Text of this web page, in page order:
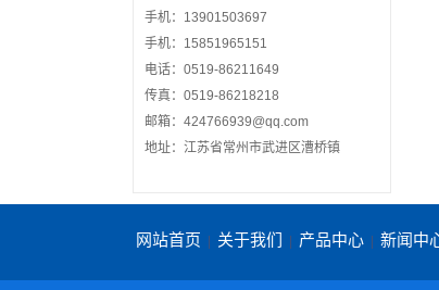
手机：‭13901503697
手机：15851965151
电话：0519-86211649
传真：0519-86218218
邮箱：424766939@qq.com
地址：江苏省常州市武进区漕桥镇
网站首页 关于我们 产品中心 新闻中